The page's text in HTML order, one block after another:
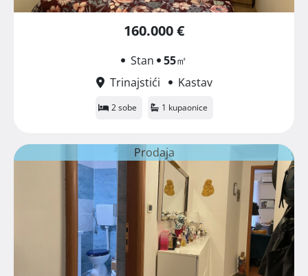
160.000 €
Stan 55㎡
Trinajstići
Kastav
2 sobe 1 kupaonice
Prodaja